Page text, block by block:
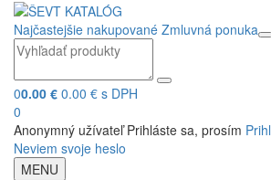
Najčastejšie nakupované Zmluvná ponuka
00.00 € 0.00 € s DPH
0
Anonymný užívateľ Prihláste sa, prosím
Neviem svoje heslo
MENU